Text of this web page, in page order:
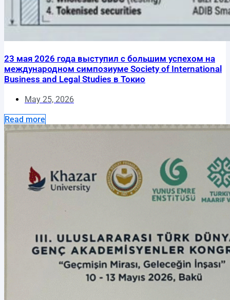
23 мая 2026 года выступил с большим успехом на
международном симпозиуме Society of International
Business and Legal Studies в Токио
May 25, 2026
Read more